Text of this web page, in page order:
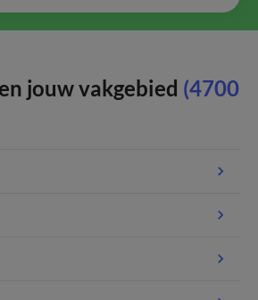
jouw vakgebied (4700